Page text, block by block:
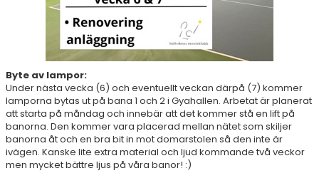
GRUSBANORNA
SPONSORER & SAMARBETSPARTNERS
AKTUELLT/SOCIAL MEDIA
KONTAKT & OM OSS
TRYGG TENNIS
Byte av lampor:
Under nästa vecka (6) och eventuellt veckan därpå (7) kommer
lamporna bytas ut på bana 1 och 2 i Gyahallen. Arbetat är planerat
att starta på måndag och innebär att det kommer stå en lift på
banorna. Den kommer vara placerad mellan nätet som skiljer
banorna åt och en bra bit in mot domarstolen så den inte är
ivägen. Kanske lite extra material och ljud kommande två veckor
men mycket bättre ljus på våra banor! :)